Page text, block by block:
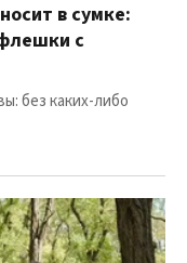
в сумке:
с
без каких-либо